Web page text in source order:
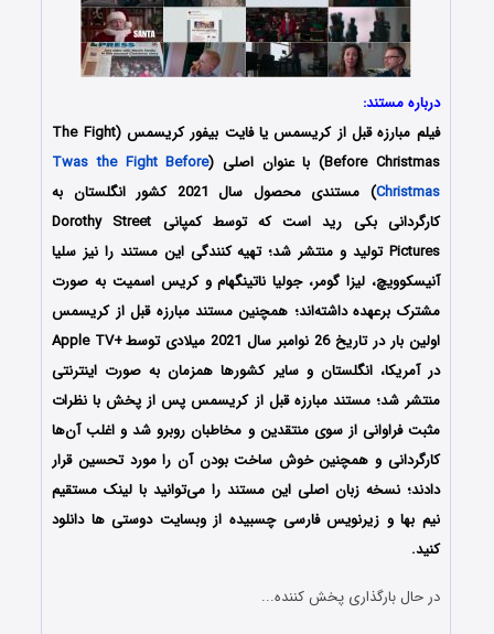
درباره مستند:
فیلم مبارزه قبل از کریسمس یا فایت بیفور کریسمس (The Fight
Before Christmas) با عنوان اصلی (
Twas the Fight Before
Christmas
) مستندی محصول سال 2021 کشور انگلستان به
کارگردانی بکی رید است که توسط کمپانی Dorothy Street
Pictures تولید و منتشر شد؛ تهیه کنندگی این مستند را نیز سلیا
آنیسکوویچ، لیزا گومر، جولیا ناتینگهام و کریس اسمیت به صورت
مشترک برعهده داشته‌اند؛ همچنین مستند مبارزه قبل از کریسمس
اولین بار در تاریخ 26 نوامبر سال 2021 میلادی توسطApple TV+
i
در آمریکا، انگلستان و سایر کشورها همزمان به صورت اینترنتی
منتشر شد؛ مستند مبارزه قبل از کریسمس پس از پخش با نظرات
مثبت فراوانی از سوی منتقدین و مخاطبان روبرو شد و اغلب آن‌ها
کارگردانی و همچنین خوش ساخت بودن آن را مورد تحسین قرار
دادند؛ نسخه زبان اصلی این مستند را می‌توانید با لینک مستقیم
نیم بها و زیرنویس فارسی چسبیده از وبسایت دوستی ها دانلود
کنید.
در حال بارگذاری پخش کننده...